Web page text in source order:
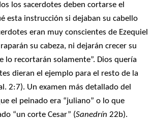
los sacerdotes deben cortarse el
esta instrucción si dejaban su cabello
eran muy conscientes de Ezequiel
su cabeza, ni dejarán crecer su
lo recortarán solamente”. Dios quería
dieran el ejemplo para el resto de la
2:7). Un examen más detallado del
el peinado era “juliano” o lo que
“un corte Cesar” (Sanedrín 22b).